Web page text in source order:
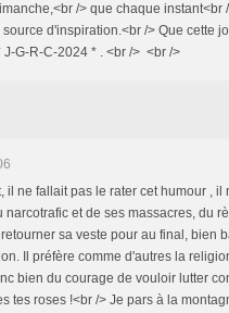
/> que chaque instant<br
d'inspiration.<br /> Que cette
J-G-R-C-2024 * . <br /> <br />
il ne fallait pas le rater cet humour ,
narcotrafic et de ses massacres, du
sa veste pour au final, bien
Il préfère comme d'autres la
bien du courage de vouloir lutter
tes roses !<br /> Je pars à la